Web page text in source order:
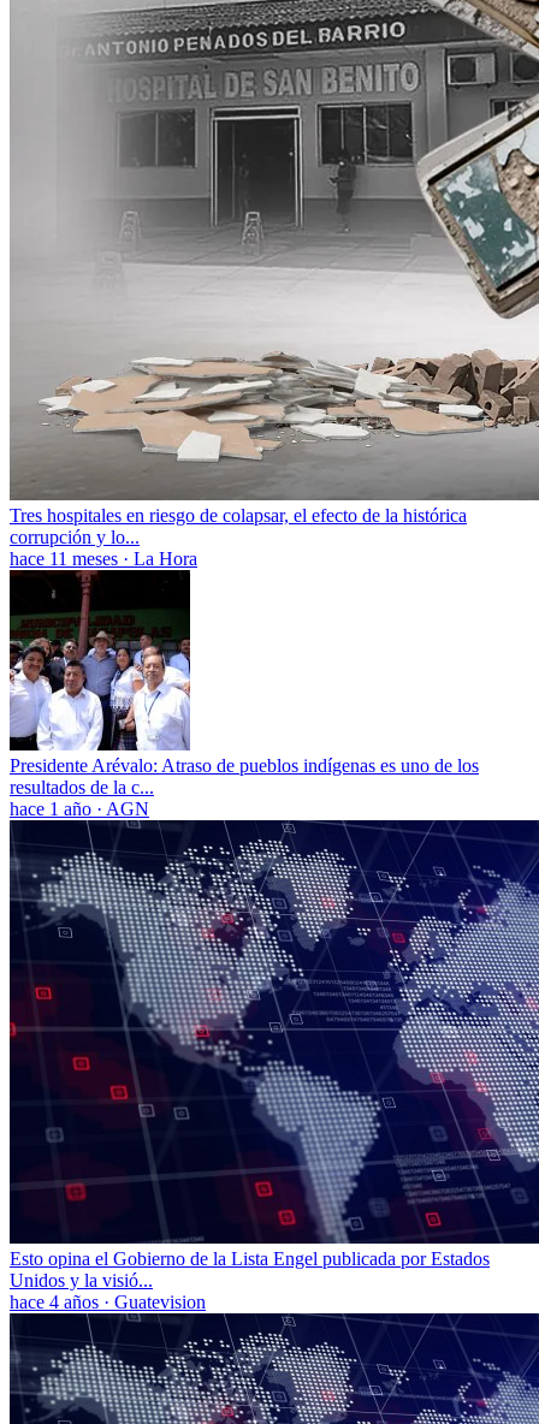
Tres hospitales en riesgo de colapsar, el efecto de la histórica
corrupción y lo...
hace 11 meses · La Hora
Presidente Arévalo: Atraso de pueblos indígenas es uno de los
resultados de la c...
hace 1 año · AGN
Esto opina el Gobierno de la Lista Engel publicada por Estados
Unidos y la visió...
hace 4 años · Guatevision